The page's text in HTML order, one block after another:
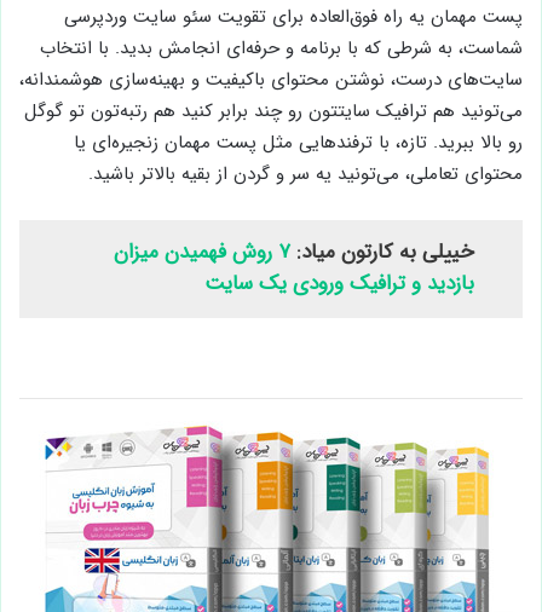
پست مهمان یه راه فوق‌العاده برای تقویت سئو سایت وردپرسی
شماست، به شرطی که با برنامه و حرفه‌ای انجامش بدید. با انتخاب
سایت‌های درست، نوشتن محتوای باکیفیت و بهینه‌سازی هوشمندانه،
می‌تونید هم ترافیک سایتتون رو چند برابر کنید هم رتبه‌تون تو گوگل
رو بالا ببرید. تازه، با ترفندهایی مثل پست مهمان زنجیره‌ای یا
محتوای تعاملی، می‌تونید یه سر و گردن از بقیه بالاتر باشید.
خییلی به کارتون میاد: ۷ روش فهمیدن میزان
بازدید و ترافیک ورودی یک سایت